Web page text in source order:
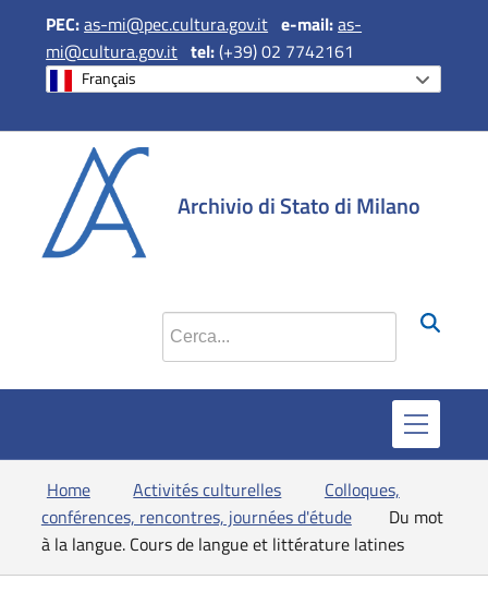
PEC:as-mi@pec.cultura.gov.it e-mail:as-
mi@cultura.gov.it tel:(+39) 02 7742161
Français
Archivio di Stato di Milano
Cerca nel sito
Home Activités culturelles
Colloques,
conférences, rencontres, journées d'étude
Du mot
à la langue. Cours de langue et littérature latines